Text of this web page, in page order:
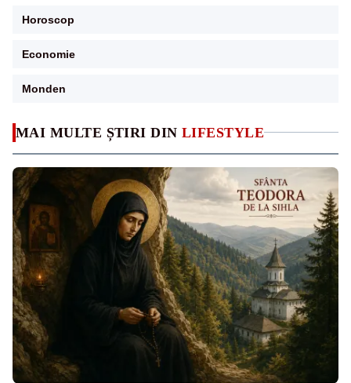
MAI MULTE ȘTIRI DIN LIFESTYLE
Horoscop
Economie
Monden